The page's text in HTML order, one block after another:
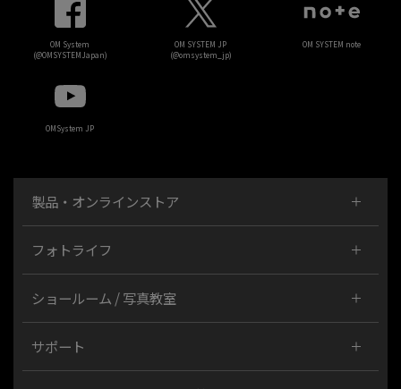
OM System
(@OMSYSTEMJapan)
OM SYSTEM JP
(@omsystem_jp)
OM SYSTEM note
OMSystem JP
製品・オンラインストア
フォトライフ
ショールーム / 写真教室
サポート